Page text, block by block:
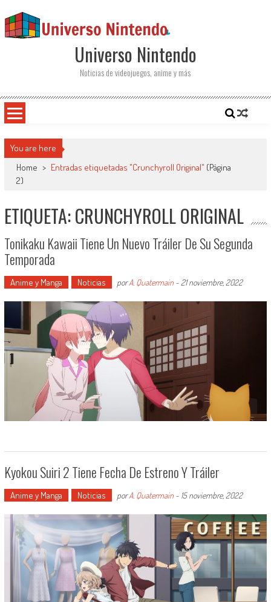
Universo Nintendo
Noticias de videojuegos, anime y más
You are here
Home > Entradas etiquetadas "Crunchyroll Original" (Página
2)
ETIQUETA: CRUNCHYROLL ORIGINAL
Tonikaku Kawaii Tiene Un Nuevo Tráiler De Su Segunda
Temporada
Anime y Manga Noticias porA. Quatermain- 21 noviembre, 2022
Kyokou Suiri 2 Tiene Fecha De Estreno Y Tráiler
Anime y Manga Noticias porA. Quatermain- 15 noviembre, 2022